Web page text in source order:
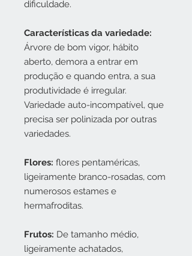
dificuldade.
Características da variedade:
Árvore de bom vigor, hábito
aberto, demora a entrar em
produção e quando entra, a sua
produtividade é irregular.
Variedade auto-incompatível, que
precisa ser polinizada por outras
variedades.
Flores: flores pentaméricas,
ligeiramente branco-rosadas, com
numerosos estames e
hermafroditas.
Frutos: De tamanho médio,
ligeiramente achatados,